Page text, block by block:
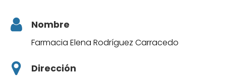
Nombre
Farmacia Elena Rodríguez Carracedo
Dirección